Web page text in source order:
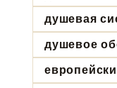
душевая
душевое